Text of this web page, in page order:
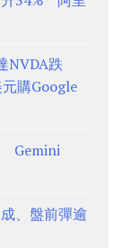
NVDA跌
購Google
Gemini
、盤前彈逾